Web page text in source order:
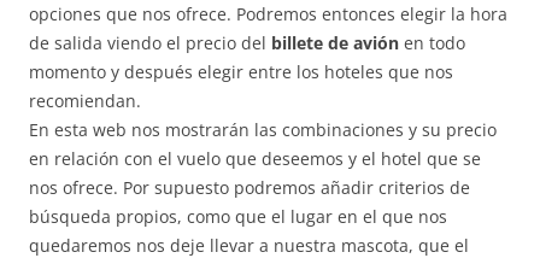
opciones que nos ofrece. Podremos entonces elegir la hora
de salida viendo el precio del billete de avión en todo
momento y después elegir entre los hoteles que nos
recomiendan.
En esta web nos mostrarán las combinaciones y su precio
en relación con el vuelo que deseemos y el hotel que se
nos ofrece. Por supuesto podremos añadir criterios de
búsqueda propios, como que el lugar en el que nos
quedaremos nos deje llevar a nuestra mascota, que el